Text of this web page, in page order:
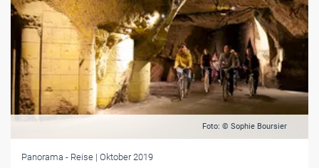
Foto: © Sophie Boursier
Panorama - Reise | Oktober 2019